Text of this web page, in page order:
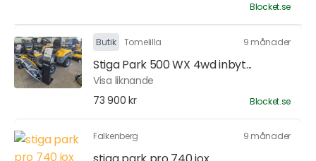
Blocket.se
Butik Tomelilla 9 månader
Stiga Park 500 WX 4wd inbyt...
Visa liknande
73 900 kr
Blocket.se
Falkenberg 9 månader